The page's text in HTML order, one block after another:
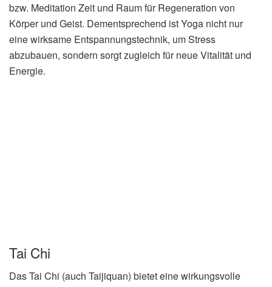
bzw. Meditation Zeit und Raum für Regeneration von
Körper und Geist. Dementsprechend ist Yoga nicht nur
eine wirksame Entspannungstechnik, um Stress
abzubauen, sondern sorgt zugleich für neue Vitalität und
Energie.
Tai Chi
Das Tai Chi (auch Taijiquan) bietet eine wirkungsvolle